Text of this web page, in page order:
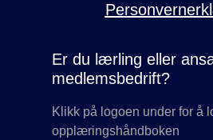
Er du lærling eller
medlemsbedrift?
Klikk på logoen under for å
opplæringshåndboken